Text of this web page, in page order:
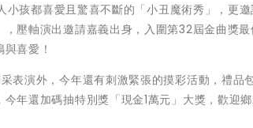
孩都喜愛且驚喜不斷的「小丑魔術秀」，更
壓軸演出邀請嘉義出身，入圍第32屆金曲獎
喜愛！
表演外，今年還有刺激緊張的摸彩活動，禮品
年還加碼抽特別獎「現金1萬元」大獎，歡迎